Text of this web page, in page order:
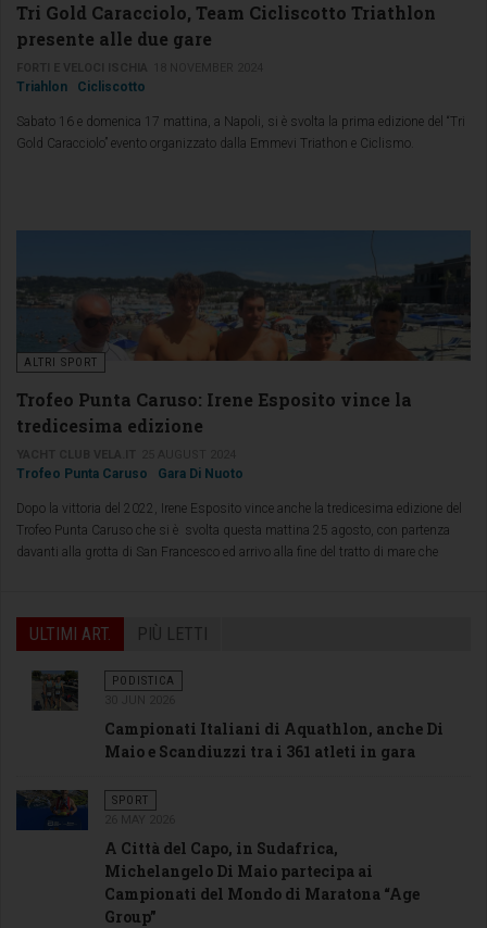
Tri Gold Caracciolo, Team Cicliscotto Triathlon
presente alle due gare
Triahlon Cicliscotto
Sabato 16 e domenica 17 mattina, a Napoli, si è svolta la prima edizione del “Tri
Gold Caracciolo” evento organizzato dalla Emmevi Triathon e Ciclismo.
ALTRI SPORT
Trofeo Punta Caruso: Irene Esposito vince la
tredicesima edizione
Trofeo Punta Caruso Gara Di Nuoto
Dopo la vittoria del 2022, Irene Esposito vince anche la tredicesima edizione del
Trofeo Punta Caruso che si è svolta questa mattina 25 agosto, con partenza
davanti alla grotta di San Francesco ed arrivo alla fine del tratto di mare che
ULTIMI ART. PIÙ LETTI
PODISTICA
Campionati Italiani di Aquathlon, anche Di
Maio e Scandiuzzi tra i 361 atleti in gara
SPORT
A Città del Capo, in Sudafrica,
Michelangelo Di Maio partecipa ai
Campionati del Mondo di Maratona “Age
Group”